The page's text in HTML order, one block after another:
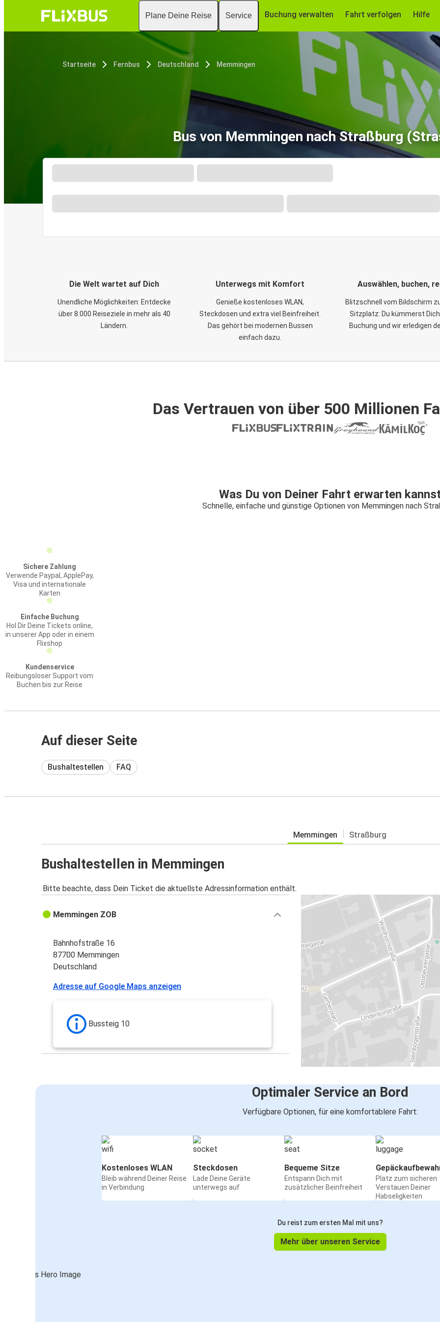
Plane Deine Reise Service Buchung verwalten Fahrt verfolgen Hilfe
Startseite Fernbus Deutschland Memmingen
Bus von Memmingen nach Straßburg
Die Welt wartet auf Dich
Unendliche Möglichkeiten: Entdecke
über 8.000 Reiseziele in mehr als 40
Ländern.
Unterwegs mit Komfort
Genieße kostenloses WLAN,
Steckdosen und extra viel Beinfreiheit.
Das gehört bei modernen Bussen
einfach dazu.
Auswählen, buchen,
Blitzschnell vom Bildschirm
Sitzplatz: Du kümmerst
Buchung und wir erledigen
Das Vertrauen von über 500 Millionen
Was Du von Deiner Fahrt erwarten kannst
Schnelle, einfache und günstige Optionen von Memmingen nach
Sichere Zahlung
Verwende Paypal, ApplePay,
Visa und internationale
Karten
Einfache Buchung
Hol Dir Deine Tickets online,
in unserer App oder in einem
Flixshop
Kundenservice
Reibungsloser Support vom
Buchen bis zur Reise
Auf dieser Seite
Bushaltestellen FAQ
Memmingen Straßburg
Bushaltestellen in Memmingen
Bitte beachte, dass Dein Ticket die aktuellste Adressinformation enthält.
Memmingen ZOB
Bahnhofstraße 16
87700 Memmingen
Deutschland
Adresse auf Google Maps anzeigen
Bussteig 10
Optimaler Service an Bord
Verfügbare Optionen, für eine komfortablere Fahrt:
Kostenloses WLAN
Bleib während Deiner Reise
in Verbindung
Steckdosen
Lade Deine Geräte
unterwegs auf
Bequeme Sitze
Entspann Dich mit
zusätzlicher Beinfreiheit
Platz zum sicheren
Verstauen Deiner
Habseligkeiten
Du reist zum ersten Mal mit uns?
Mehr über unseren Service